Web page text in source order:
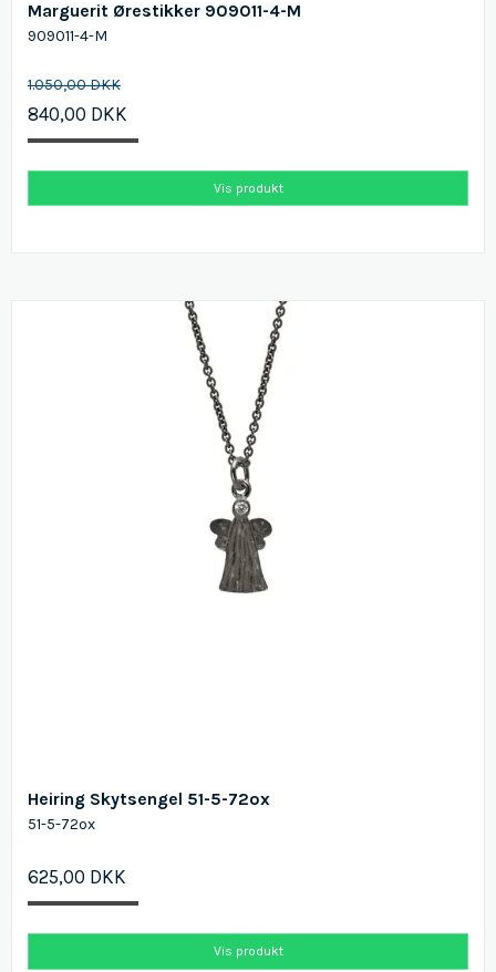
Marguerit Ørestikker 909011-4-M
909011-4-M
1.050,00 DKK
840,00 DKK
Vis produkt
Heiring Skytsengel 51-5-72ox
51-5-72ox
625,00 DKK
Vis produkt